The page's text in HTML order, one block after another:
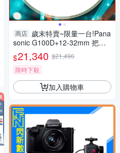
商店 歲末特賣~限量一台!Pana
sonic G100D+12-32mm 把手
組(G100D+1232+SHGR2，公
司貨)
$21,340 $21,490
限時下殺
加入購物車